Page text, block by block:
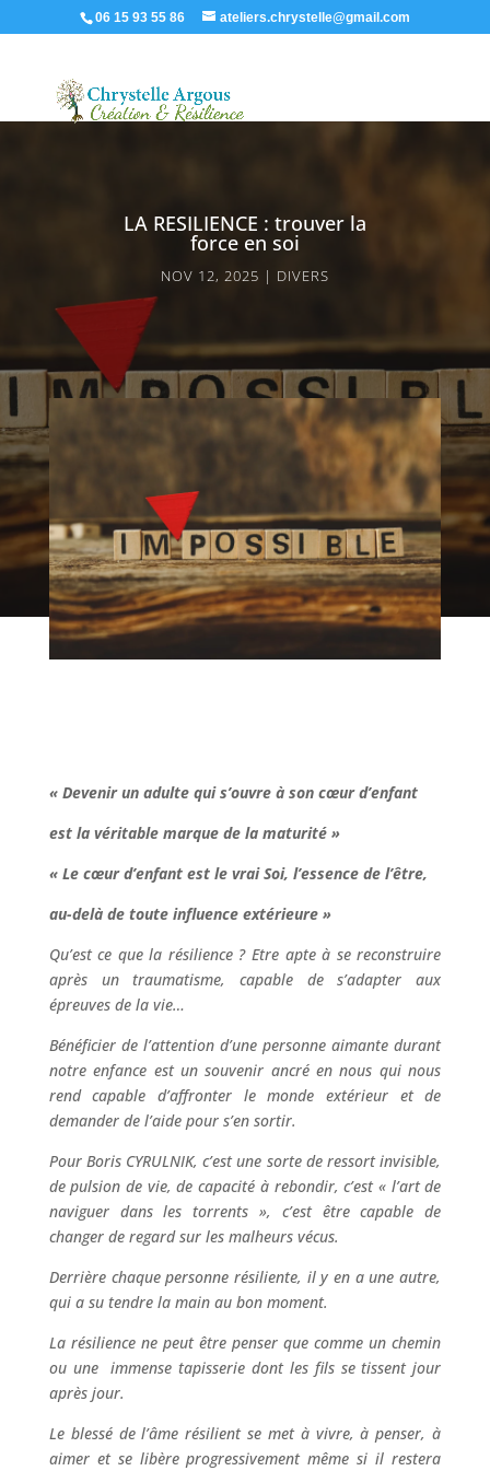
06 15 93 55 86 ateliers.chrystelle@gmail.com
LA RESILIENCE : trouver la
force en soi
NOV 12, 2025 DIVERS
« Devenir un adulte qui s’ouvre à son cœur d’enfant
est la véritable marque de la maturité »
« Le cœur d’enfant est le vrai Soi, l’essence de l’être,
au-delà de toute influence extérieure »
Qu’est ce que la résilience ? Etre apte à se reconstruire
après un traumatisme, capable de s’adapter aux
épreuves de la vie…
Bénéficier de l’attention d’une personne aimante durant
notre enfance est un souvenir ancré en nous qui nous
rend capable d’affronter le monde extérieur et de
demander de l’aide pour s’en sortir.
Pour Boris CYRULNIK, c’est une sorte de ressort invisible,
de pulsion de vie, de capacité à rebondir, c’est « l’art de
naviguer dans les torrents », c’est être capable de
changer de regard sur les malheurs vécus.
Derrière chaque personne résiliente, il y en a une autre,
qui a su tendre la main au bon moment.
La résilience ne peut être penser que comme un chemin
ou une immense tapisserie dont les fils se tissent jour
après jour.
Le blessé de l’âme résilient se met à vivre, à penser, à
aimer et se libère progressivement même si il restera